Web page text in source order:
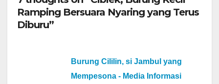
Ramping Bersuara Nyaring yang Terus
Diburu”
Burung Cililin, si Jambul yang
Mempesona - Media Informasi